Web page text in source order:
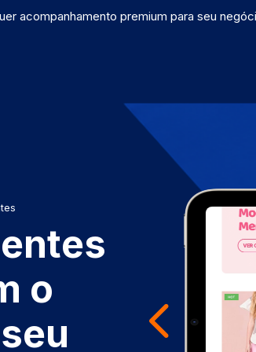
acompanhamento premium para seu
o